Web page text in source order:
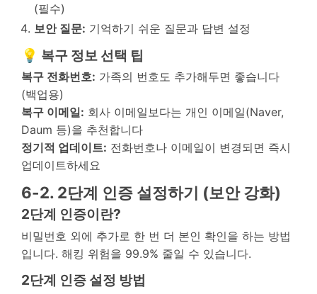
(필수)
보안 질문: 기억하기 쉬운 질문과 답변 설정
💡 복구 정보 선택 팁
복구 전화번호: 가족의 번호도 추가해두면 좋습니다
(백업용)
복구 이메일: 회사 이메일보다는 개인 이메일(Naver,
Daum 등)을 추천합니다
정기적 업데이트: 전화번호나 이메일이 변경되면 즉시
업데이트하세요
6-2. 2단계 인증 설정하기 (보안 강화)
2단계 인증이란?
비밀번호 외에 추가로 한 번 더 본인 확인을 하는 방법
입니다. 해킹 위험을 99.9% 줄일 수 있습니다.
2단계 인증 설정 방법